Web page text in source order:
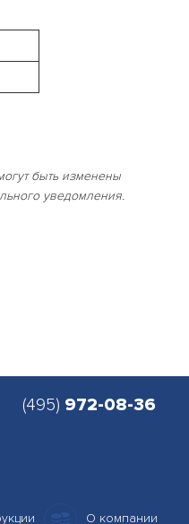
быть изменены
уведомления.
(495) 972-08-36
О компании